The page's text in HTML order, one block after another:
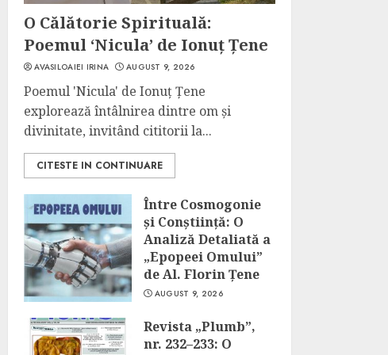
O Călătorie Spirituală:
Poemul ‘Nicula’ de Ionuț Țene
AVASILOAIEI IRINA AUGUST 9, 2026
Poemul 'Nicula' de Ionuț Țene
explorează întâlnirea dintre om și
divinitate, invitând cititorii la...
CITESTE IN CONTINUARE
Între Cosmogonie
și Conștiință: O
Analiză Detaliată a
„Epopeei Omului”
de Al. Florin Țene
AUGUST 9, 2026
Revista „Plumb”,
nr. 232–233: O